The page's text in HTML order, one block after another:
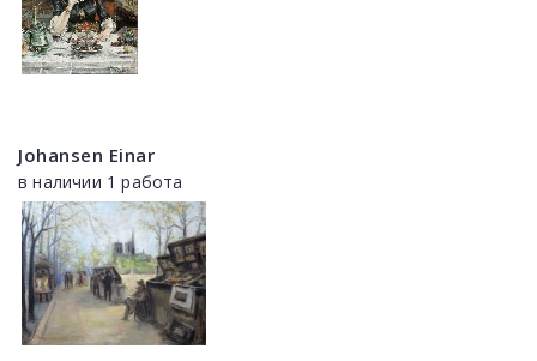
Johansen Einar
в наличии 1 работа